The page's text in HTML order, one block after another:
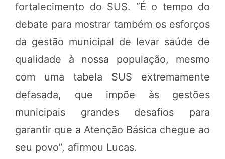
fortalecimento do SUS. “É o tempo do
debate para mostrar também os esforços
da gestão municipal de levar saúde de
qualidade à nossa população, mesmo
com uma tabela SUS extremamente
defasada, que impõe às gestões
municipais grandes desafios para
garantir que a Atenção Básica chegue ao
seu povo”, afirmou Lucas.